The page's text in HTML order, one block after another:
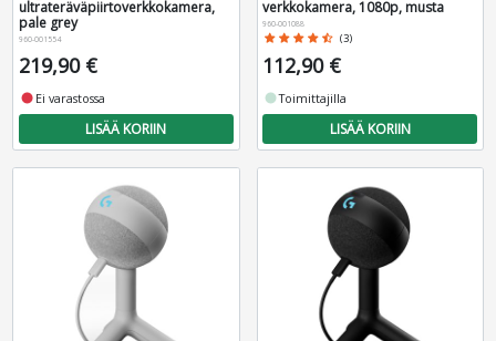
ultrateräväpiirtoverkkokamera,
pale grey
960-001554
219,90 €
fiber_manual_record Ei varastossa
LISÄÄ KORIIN
verkkokamera, 1080p, musta
960-001088
star star star star star_half (3)
112,90 €
fiber_manual_recordToimittajilla
LISÄÄ KORIIN